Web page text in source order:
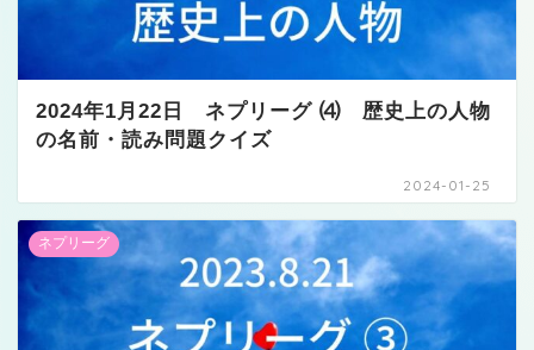
2024年1月22日 ネプリーグ ⑷ 歴史上の人物
の名前・読み問題クイズ
2024-01-25
ネプリーグ